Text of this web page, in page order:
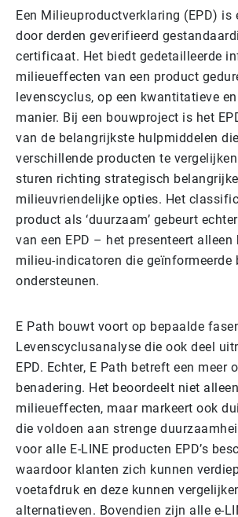
Een Milieuproductverklaring (EPD) is
door derden geverifieerd
certificaat. Het biedt gedetailleerde
milieueffecten van een product
levenscyclus, op een kwantitatieve
manier. Bij een bouwproject is het
van de belangrijkste hulpmiddelen
verschillende producten te
sturen richting strategisch belangrijke
milieuvriendelijke opties. Het
product als ‘duurzaam’ gebeurt
van een EPD – het presenteert alleen
milieu-indicatoren die geïnformeerde
ondersteunen.
E Path bouwt voort op bepaalde
Levenscyclusanalyse die ook deel
EPD. Echter, E Path betreft een meer
benadering. Het beoordeelt niet
milieueffecten, maar markeert ook
die voldoen aan strenge
voor alle E-LINE producten EPD’s
waardoor klanten zich kunnen
voetafdruk en deze kunnen
alternatieven. Bovendien zijn alle e-